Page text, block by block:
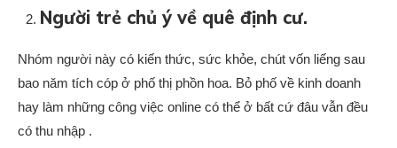
Người trẻ chủ ý về quê định cư.
Nhóm người này có kiến thức, sức khỏe, chút vốn liếng sau
bao năm tích cóp ở phố thị phồn hoa. Bỏ phố về kinh doanh
hay làm những công việc online có thể ở bất cứ đâu vẫn đều
có thu nhập .